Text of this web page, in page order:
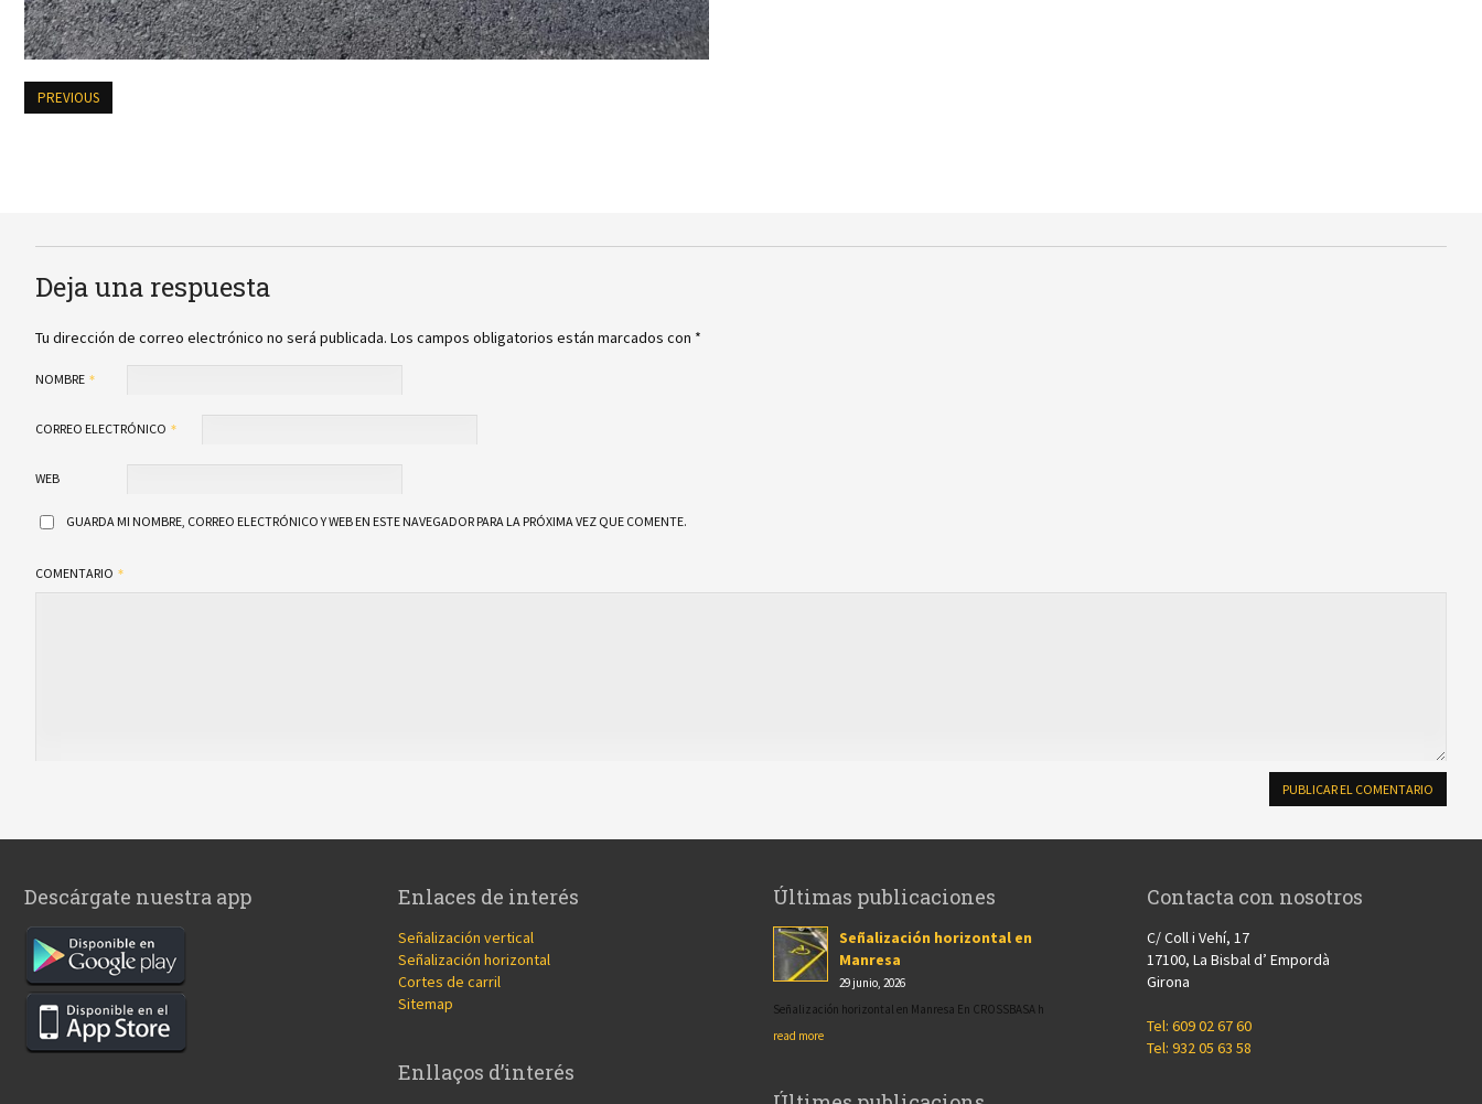
PREVIOUS
Deja una respuesta
Tu dirección de correo electrónico no será publicada. Los campos obligatorios están marcados con *
NOMBRE
CORREO ELECTRÓNICO
WEB
GUARDA MI NOMBRE, CORREO ELECTRÓNICO Y WEB EN ESTE NAVEGADOR PARA LA PRÓXIMA VEZ QUE COMENTE.
COMENTARIO
Descárgate nuestra app Enlaces de interés
Señalización vertical
Señalización horizontal
Cortes de carril
Sitemap
Enllaços d’interés
Últimas publicaciones
Señalización horizontal en
Manresa
29 junio, 2026
Señalización horizontal en Manresa En CROSSBASA h
read more
Contacta con nosotros
C/ Coll i Vehí, 17
17100, La Bisbal d’ Empordà
Girona
Tel: 609 02 67 60
Tel: 932 05 63 58